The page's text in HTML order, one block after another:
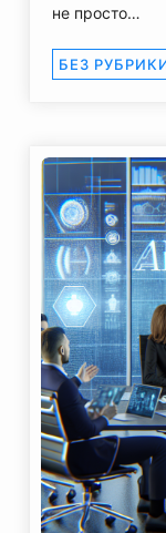
не просто…
БЕЗ